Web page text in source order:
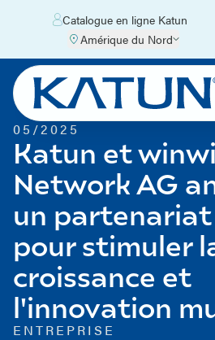
Catalogue en ligne Katun
Amérique du Nord
05/2025
Katun et
Network AG
un
pour stimuler
croissance et
l'innovation
ENTREPRISE